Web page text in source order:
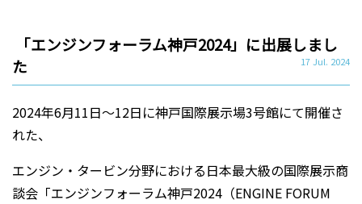
「エンジンフォーラム神戸2024」に出展しまし
た
17 Jul. 2024
2024年6月11日～12日に神戸国際展示場3号館にて開催さ
れた、
エンジン・タービン分野における日本最大級の国際展示商
談会「エンジンフォーラム神戸2024（ENGINE FORUM